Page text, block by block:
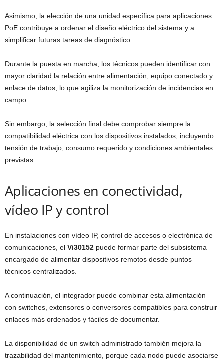
Asimismo, la elección de una unidad específica para aplicaciones
PoE contribuye a ordenar el diseño eléctrico del sistema y a
simplificar futuras tareas de diagnóstico.
Durante la puesta en marcha, los técnicos pueden identificar con
mayor claridad la relación entre alimentación, equipo conectado y
enlace de datos, lo que agiliza la monitorización de incidencias en
campo.
Sin embargo, la selección final debe comprobar siempre la
compatibilidad eléctrica con los dispositivos instalados, incluyendo
tensión de trabajo, consumo requerido y condiciones ambientales
previstas.
Aplicaciones en conectividad,
vídeo IP y control
En instalaciones con vídeo IP, control de accesos o electrónica de
comunicaciones, el Vi30152 puede formar parte del subsistema
encargado de alimentar dispositivos remotos desde puntos
técnicos centralizados.
A continuación, el integrador puede combinar esta alimentación
con switches, extensores o conversores compatibles para construir
enlaces más ordenados y fáciles de documentar.
La disponibilidad de un switch administrado también mejora la
trazabilidad del mantenimiento, porque cada nodo puede asociarse